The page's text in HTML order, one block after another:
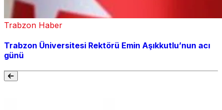
Trabzon Haber
Trabzon Üniversitesi Rektörü Emin Aşıkkutlu’nun acı
günü